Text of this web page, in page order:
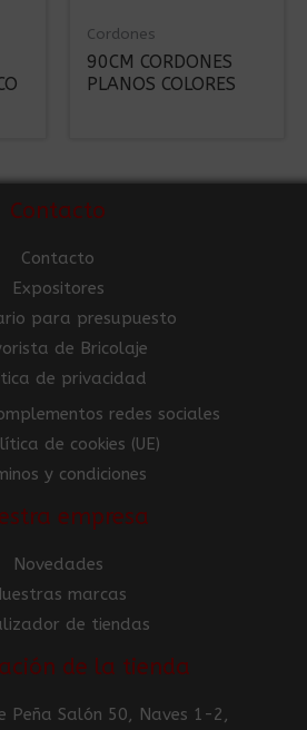
Cordones
90CM CORDONES
PLANOS COLORES
Contacto
Contacto
Expositores
para presupuesto
de Bricolaje
de privacidad
redes sociales
de cookies (UE)
y condiciones
empresa
Novedades
marcas
de tiendas
de la tienda
Peña Salón 50, Naves 1-2,